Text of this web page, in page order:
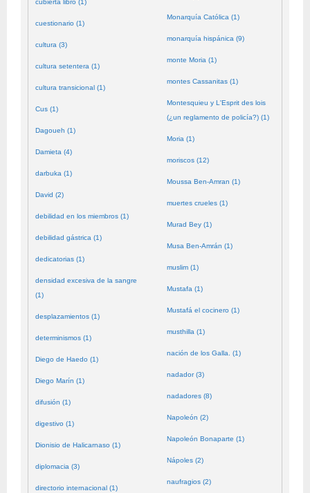
cubierta libro (1)
cuestionario (1)
cultura (3)
cultura setentera (1)
cultura transicional (1)
Cus (1)
Dagoueh (1)
Damieta (4)
darbuka (1)
David (2)
debilidad en los miembros (1)
debilidad gástrica (1)
dedicatorias (1)
densidad excesiva de la sangre
(1)
desplazamientos (1)
determinismos (1)
Diego de Haedo (1)
Diego Marín (1)
difusión (1)
digestivo (1)
Dionisio de Halicarnaso (1)
diplomacia (3)
directorio internacional (1)
Monarquía Católica (1)
monarquía hispánica (9)
monte Moria (1)
montes Cassanitas (1)
Montesquieu y L'Esprit des lois
(¿un reglamento de policía?) (1)
Moria (1)
moriscos (12)
Moussa Ben-Amran (1)
muertes crueles (1)
Murad Bey (1)
Musa Ben-Amrán (1)
muslim (1)
Mustafa (1)
Mustafá el cocinero (1)
musthilla (1)
nación de los Galla. (1)
nadador (3)
nadadores (8)
Napoleón (2)
Napoleón Bonaparte (1)
Nápoles (2)
naufragios (2)